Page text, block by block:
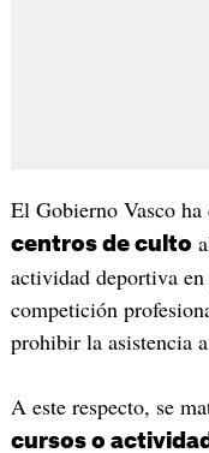
El Gobierno Vasco
centros de culto
actividad deportiva
competición
prohibir la asistencia
A este respecto, se
cursos o